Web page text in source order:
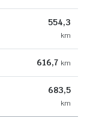
554,3
km
616,7 km
683,5
km